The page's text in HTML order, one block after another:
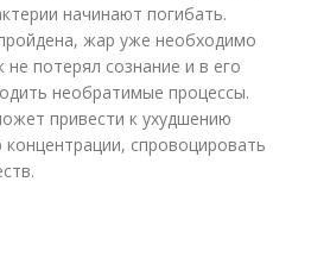
начинают погибать.
жар уже необходимо
потерял сознание и в его
необратимые процессы.
привести к ухудшению
спровоцировать